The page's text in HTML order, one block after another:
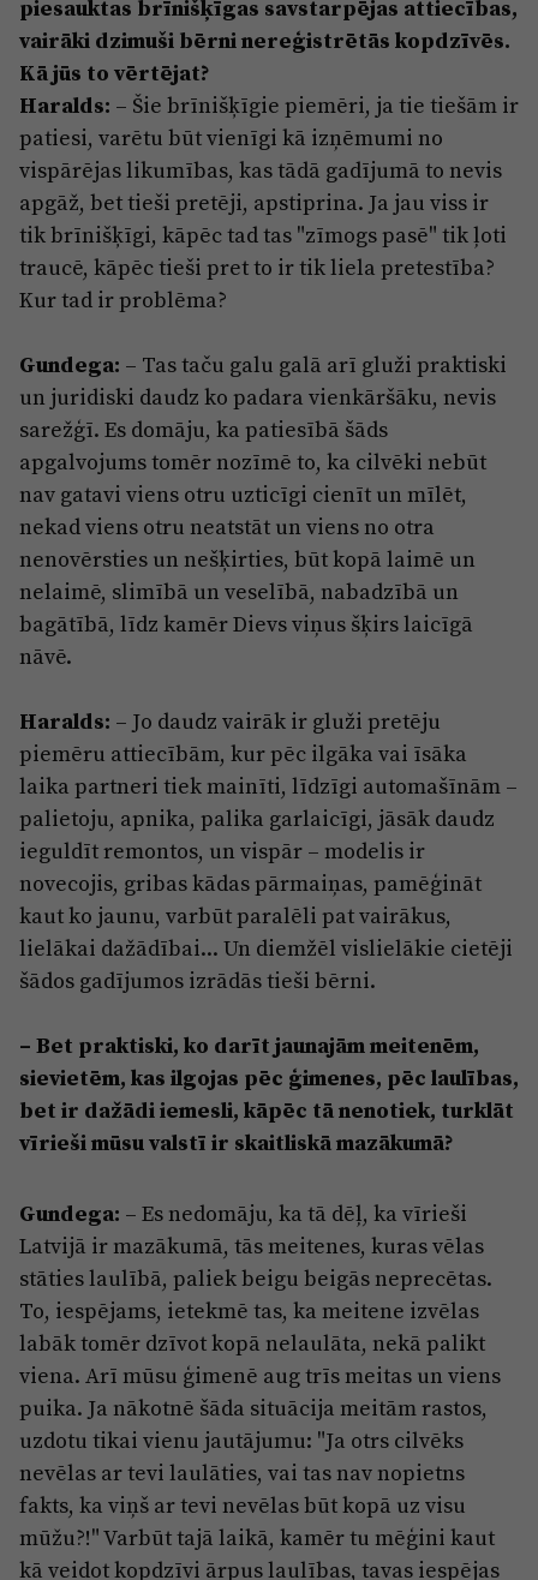
piesauktas brīnišķīgas savstarpējas attiecības,
vairāki dzimuši bērni nereģistrētās kopdzīvēs.
Kā jūs to vērtējat?
Haralds: – Šie brīnišķīgie piemēri, ja tie tiešām ir
patiesi, varētu būt vienīgi kā izņēmumi no
vispārējas likumības, kas tādā gadījumā to nevis
apgāž, bet tieši pretēji, apstiprina. Ja jau viss ir
tik brīnišķīgi, kāpēc tad tas "zīmogs pasē" tik ļoti
traucē, kāpēc tieši pret to ir tik liela pretestība?
Kur tad ir problēma?
Gundega: – Tas taču galu galā arī gluži praktiski
un juridiski daudz ko padara vienkāršāku, nevis
sarežģī. Es domāju, ka patiesībā šāds
apgalvojums tomēr nozīmē to, ka cilvēki nebūt
nav gatavi viens otru uzticīgi cienīt un mīlēt,
nekad viens otru neatstāt un viens no otra
nenovērsties un nešķirties, būt kopā laimē un
nelaimē, slimībā un veselībā, nabadzībā un
bagātībā, līdz kamēr Dievs viņus šķirs laicīgā
nāvē.
Haralds: – Jo daudz vairāk ir gluži pretēju
piemēru attiecībām, kur pēc ilgāka vai īsāka
laika partneri tiek mainīti, līdzīgi automašīnām –
palietoju, apnika, palika garlaicīgi, jāsāk daudz
ieguldīt remontos, un vispār – modelis ir
novecojis, gribas kādas pārmaiņas, pamēģināt
kaut ko jaunu, varbūt paralēli pat vairākus,
lielākai dažādībai... Un diemžēl vislielākie cietēji
šādos gadījumos izrādās tieši bērni.
– Bet praktiski, ko darīt jaunajām meitenēm,
sievietēm, kas ilgojas pēc ģimenes, pēc laulības,
bet ir dažādi iemesli, kāpēc tā nenotiek, turklāt
vīrieši mūsu valstī ir skaitliskā mazākumā?
Gundega: – Es nedomāju, ka tā dēļ, ka vīrieši
Latvijā ir mazākumā, tās meitenes, kuras vēlas
stāties laulībā, paliek beigu beigās neprecētas.
To, iespējams, ietekmē tas, ka meitene izvēlas
labāk tomēr dzīvot kopā nelaulāta, nekā palikt
viena. Arī mūsu ģimenē aug trīs meitas un viens
puika. Ja nākotnē šāda situācija meitām rastos,
uzdotu tikai vienu jautājumu: "Ja otrs cilvēks
nevēlas ar tevi laulāties, vai tas nav nopietns
fakts, ka viņš ar tevi nevēlas būt kopā uz visu
mūžu?!" Varbūt tajā laikā, kamēr tu mēģini kaut
kā veidot kopdzīvi ārpus laulības, tavas iespējas